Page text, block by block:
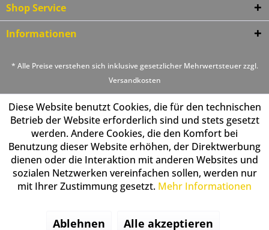
Shop Service
Informationen
* Alle Preise verstehen sich inklusive gesetzlicher Mehrwertsteuer zzgl.
Versandkosten
Diese Website benutzt Cookies, die für den technischen
Betrieb der Website erforderlich sind und stets gesetzt
werden. Andere Cookies, die den Komfort bei
Benutzung dieser Website erhöhen, der Direktwerbung
dienen oder die Interaktion mit anderen Websites und
sozialen Netzwerken vereinfachen sollen, werden nur
mit Ihrer Zustimmung gesetzt. Mehr Informationen
Ablehnen Alle akzeptieren